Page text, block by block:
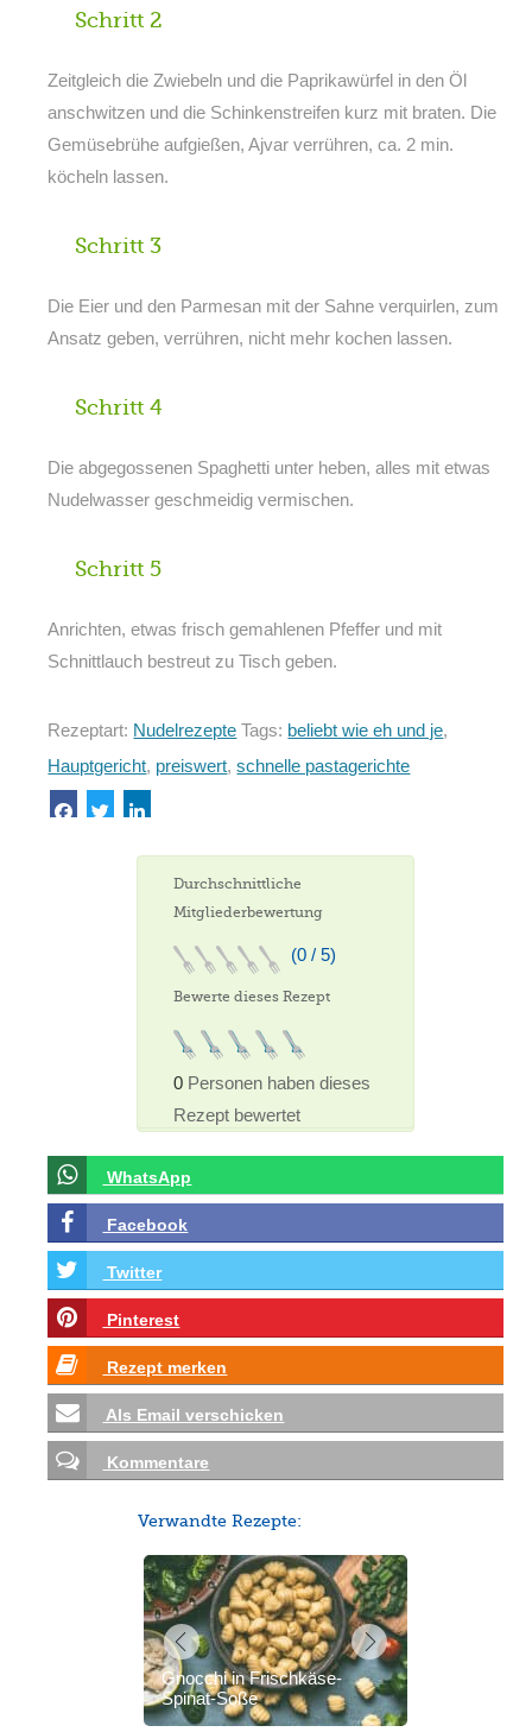
Schritt 2
Zeitgleich die Zwiebeln und die Paprikawürfel in den Öl
anschwitzen und die Schinkenstreifen kurz mit braten. Die
Gemüsebrühe aufgießen, Ajvar verrühren, ca. 2 min.
köcheln lassen.
Schritt 3
Die Eier und den Parmesan mit der Sahne verquirlen, zum
Ansatz geben, verrühren, nicht mehr kochen lassen.
Schritt 4
Die abgegossenen Spaghetti unter heben, alles mit etwas
Nudelwasser geschmeidig vermischen.
Schritt 5
Anrichten, etwas frisch gemahlenen Pfeffer und mit
Schnittlauch bestreut zu Tisch geben.
Rezeptart: Nudelrezepte Tags: beliebt wie eh und je,
Hauptgericht, preiswert,schnelle pastagerichte
Durchschnittliche
Mitgliederbewertung
(0 / 5)
Bewerte dieses Rezept
0 Personen haben dieses
Rezept bewertet
WhatsApp
Facebook
Twitter
Pinterest
Rezept merken
Als Email verschicken
Kommentare
Verwandte Rezepte:
Gnocchi in Frischkäse-
Spinat-Soße